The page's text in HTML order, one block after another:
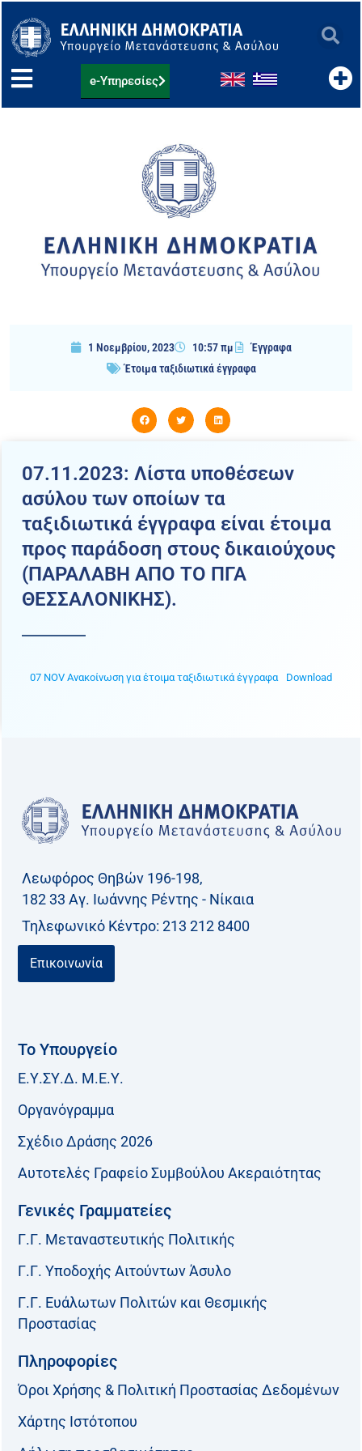
στο
περιεχόμενο
e-Υπηρεσίες
1 Νοεμβρίου, 2023 10:57 πμ
Έγγραφα
Έτοιμα ταξιδιωτικά έγγραφα
07.11.2023: Λίστα υποθέσεων
ασύλου των οποίων τα
ταξιδιωτικά έγγραφα είναι έτοιμα
προς παράδοση στους δικαιούχους
(ΠΑΡΑΛΑΒΗ ΑΠΟ ΤΟ ΠΓΑ
ΘΕΣΣΑΛΟΝΙΚΗΣ).
07 NOV Ανακοίνωση για έτοιμα ταξιδιωτικά έγγραφα Download
Λεωφόρος Θηβών 196-198,
182 33 Aγ. Ιωάννης Ρέντης - Νίκαια
Τηλεφωνικό Kέντρο: 213 212 8400
Επικοινωνία
Το Υπουργείο
Ε.Υ.ΣΥ.Δ. Μ.Ε.Υ.
Οργανόγραμμα
Σχέδιο Δράσης 2026
Αυτοτελές Γραφείο Συμβούλου Ακεραιότητας
Γενικές Γραμματείες
Γ.Γ. Μεταναστευτικής Πολιτικής
Γ.Γ. Υποδοχής Αιτούντων Άσυλο
Γ.Γ. Ευάλωτων Πολιτών και Θεσμικής
Προστασίας
Πληροφορίες
Όροι Χρήσης & Πολιτική Προστασίας Δεδομένων
Χάρτης Ιστότοπου